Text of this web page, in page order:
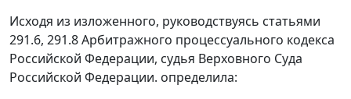
Исходя из изложенного, руководствуясь статьями
291.6, 291.8Арбитражного процессуального кодекса
Российской Федерации, судья Верховного Суда
Российской Федерации. определила: